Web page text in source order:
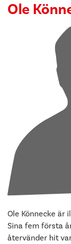
Ole
Ole Könnecke är
Sina fem första
återvänder hit